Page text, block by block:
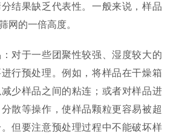
结果缺乏代表性。一般来说，样品
网的一倍高度。
于一些团聚性较强、湿度较大的
行预处理。例如，将样品在干燥箱
少样品之间的粘连；或者对样品进
散等操作，使样品颗粒更容易被超
但要注意预处理过程中不能破坏样